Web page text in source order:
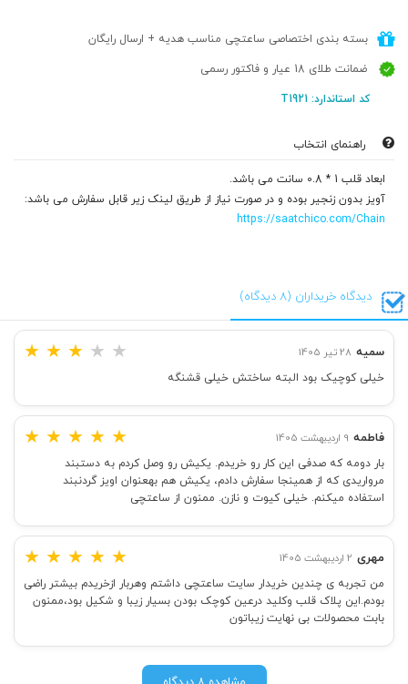
بسته بندی اختصاصی ساعتچی مناسب هدیه + ارسال رایگان
ضمانت طلای 18 عیار و فاکتور رسمی
کد استاندارد: T1921
راهنمای انتخاب
ابعاد قلب 1 * 0.8 سانت می باشد.
آویز بدون زنجیر بوده و در صورت نیاز از طریق لینک زیر قابل سفارش می باشد:
https://saatchico.com/Chain
دیدگاه خریداران (8 دیدگاه)
سمیه 28 تیر 1405 ★ ★ ★ ★ ★
خیلی کوچیک بود البته ساختش خیلی قشنگه
فاطمه 9 اردیبهشت 1405 ★ ★ ★ ★ ★
بار دومه که صدفی این کار رو خریدم. یکیش رو وصل کردم به دستبند
مرواریدی که از همینجا سفارش دادم، یکیش هم بهعنوان اویز گردنبند
استفاده میکنم. خیلی کیوت و نازن. ممنون از ساعتچی
مهری 2 اردیبهشت 1405 ★ ★ ★ ★ ★
من تجربه ی چندین خریدار سایت ساعتچی داشتم وهربار ازخریدم بیشتر راضی
بودم.این پلاک قلب وکلید درعین کوچک بودن بسیار زیبا و شکیل بود،ممنون
بابت محصولات بی نهایت زیباتون